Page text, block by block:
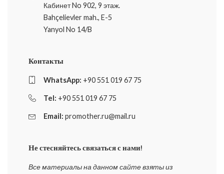
Кабинет No 902, 9 этаж.
Bahçelievler mah., E-5
Yanyol No 14/B
Контакты
WhatsApp: +90 551 019 67 75
Tel: +90 551 019 67 75
Email: promother.ru@mail.ru
Не стесняйтесь связаться с нами!
Все материалы на данном сайте взяты из